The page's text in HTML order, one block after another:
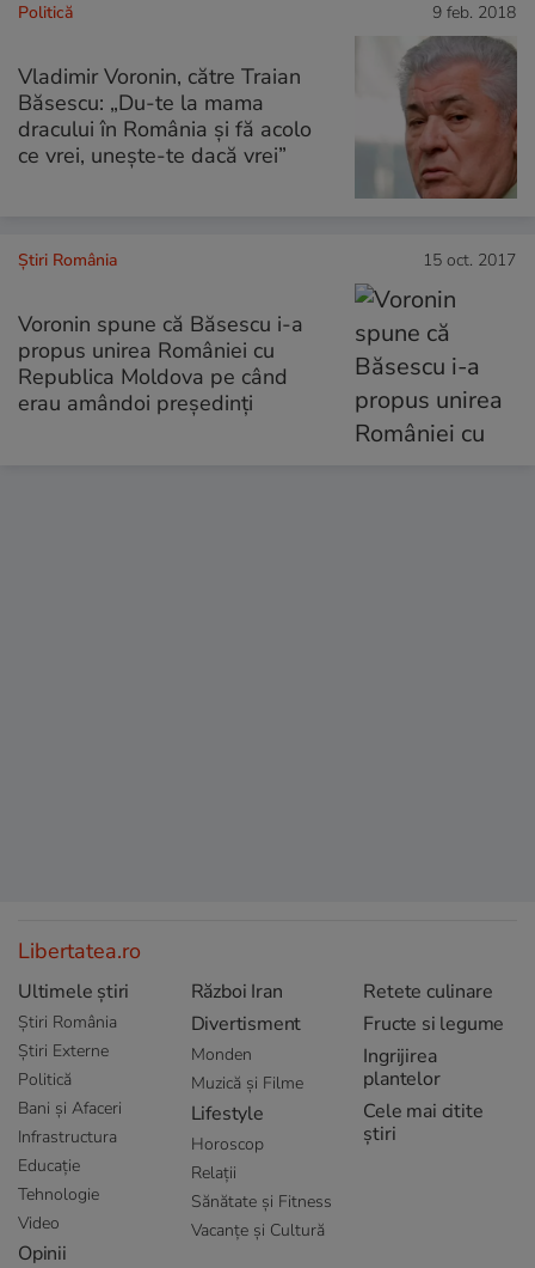
Politică 9 feb. 2018
Vladimir Voronin, către Traian
Băsescu: „Du-te la mama
dracului în România şi fă acolo
ce vrei, uneşte-te dacă vrei”
Știri România 15 oct. 2017
Voronin spune că Băsescu i-a
propus unirea României cu
Republica Moldova pe când
erau amândoi președinți
Libertatea.ro
Ultimele știri
Știri România
Știri Externe
Politică
Bani și Afaceri
Infrastructura
Educație
Tehnologie
Video
Opinii
Război Iran
Divertisment
Monden
Muzică și Filme
Lifestyle
Horoscop
Relații
Sănătate și Fitness
Vacanțe și Cultură
Retete culinare
Fructe si legume
Ingrijirea
plantelor
Cele mai citite
știri